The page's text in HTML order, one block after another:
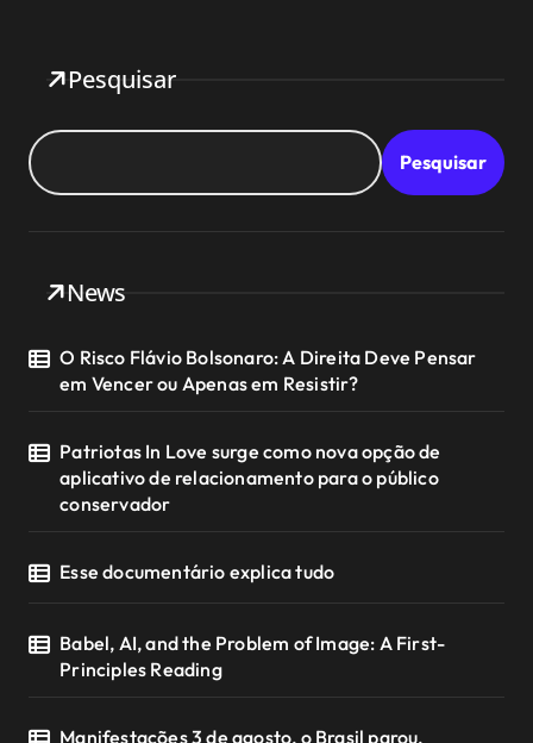
Pesquisar
Pesquisar
News
O Risco Flávio Bolsonaro: A Direita Deve Pensar
em Vencer ou Apenas em Resistir?
Patriotas In Love surge como nova opção de
aplicativo de relacionamento para o público
conservador
Esse documentário explica tudo
Babel, AI, and the Problem of Image: A First-
Principles Reading
Manifestações 3 de agosto, o Brasil parou.